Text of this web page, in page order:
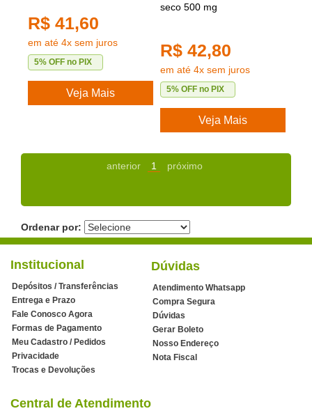
R$ 41,60
em até 4x sem juros
5% OFF no PIX
Veja Mais
seco 500 mg
R$ 42,80
em até 4x sem juros
5% OFF no PIX
Veja Mais
anterior 1 próximo
Ordenar por:
Institucional
Depósitos / Transferências
Entrega e Prazo
Fale Conosco Agora
Formas de Pagamento
Meu Cadastro / Pedidos
Privacidade
Trocas e Devoluções
Dúvidas
Atendimento Whatsapp
Compra Segura
Dúvidas
Gerar Boleto
Nosso Endereço
Nota Fiscal
Central de Atendimento